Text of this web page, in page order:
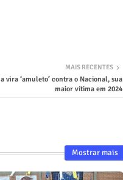
MAIS RECENTES
vira ‘amuleto’ contra o Nacional, sua
maior vítima em 2024
Mostrar mais